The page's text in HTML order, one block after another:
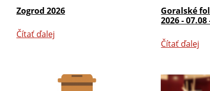
Zogrod 2026
Čítať ďalej
Goralské
2026 -
Čítať ďalej